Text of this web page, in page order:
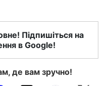
Підпишіться на
в Google!
де вам зручно!